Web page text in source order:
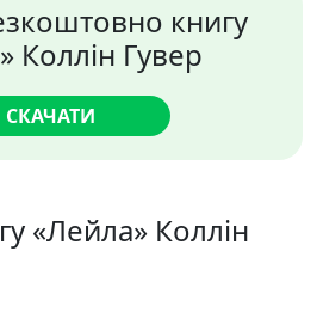
книгу
Коллін Гувер
СКАЧАТИ
«Лейла» Коллін